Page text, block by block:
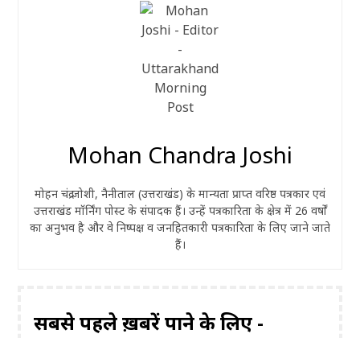
Mohan Chandra Joshi
मोहन चंद्र जोशी, नैनीताल (उत्तराखंड) के मान्यता प्राप्त वरिष्ठ पत्रकार एवं
उत्तराखंड मॉर्निंग पोस्ट के संपादक हैं। उन्हें पत्रकारिता के क्षेत्र में 26 वर्षों
का अनुभव है और वे निष्पक्ष व जनहितकारी पत्रकारिता के लिए जाने जाते
हैं।
सबसे पहले ख़बरें पाने के लिए -